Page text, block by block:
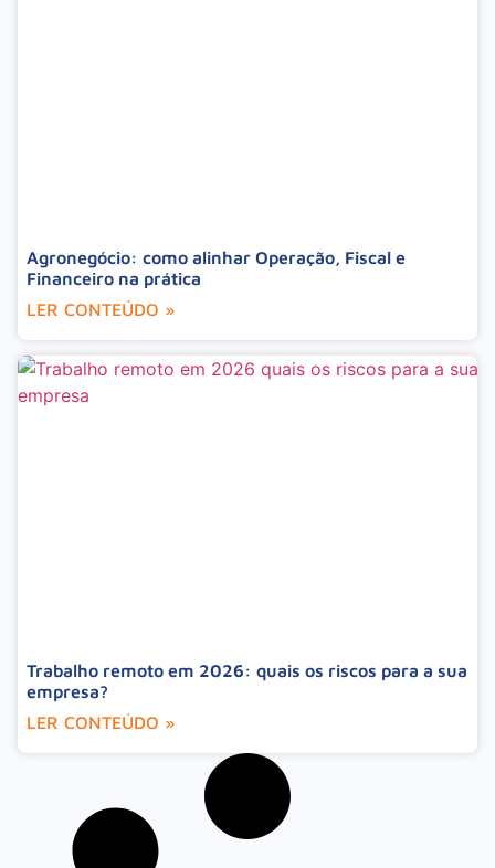
Agronegócio: como alinhar Operação, Fiscal e
Financeiro na prática
LER CONTEÚDO »
Trabalho remoto em 2026: quais os riscos para a sua
empresa?
LER CONTEÚDO »